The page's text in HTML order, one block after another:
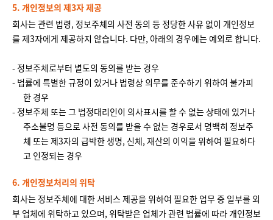
5. 개인정보의 제3자 제공
회사는 관련 법령, 정보주체의 사전 동의 등 정당한 사유 없이 개인정보
를 제3자에게 제공하지 않습니다. 다만, 아래의 경우에는 예외로 합니다.
- 정보주체로부터 별도의 동의를 받는 경우
- 법률에 특별한 규정이 있거나 법령상 의무를 준수하기 위하여 불가피
한 경우
- 정보주체 또는 그 법정대리인이 의사표시를 할 수 없는 상태에 있거나
주소불명 등으로 사전 동의를 받을 수 없는 경우로서 명백히 정보주
체 또는 제3자의 급박한 생명, 신체, 재산의 이익을 위하여 필요하다
고 인정되는 경우
6. 개인정보처리의 위탁
회사는 정보주체에 대한 서비스 제공을 위하여 필요한 업무 중 일부를 외
부 업체에 위탁하고 있으며, 위탁받은 업체가 관련 법률에 따라 개인정보